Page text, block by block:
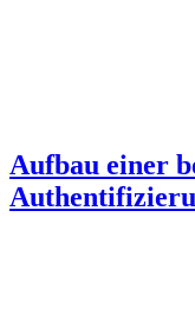
Aufbau einer